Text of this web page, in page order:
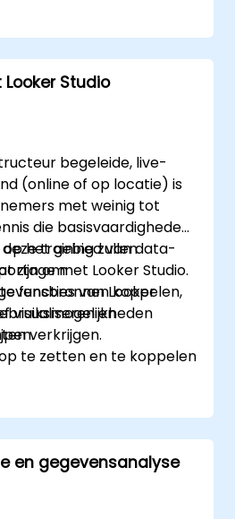
te voegen.
in data ontdekken
AI-functies van
Studio
begeleide, live-
(online of op locatie) is
met weinig tot
die basisvaardigheden
het gebied van data-
met Looker Studio.
koppelen,
visualiseren en
verkrijgen.
training zullen
zijn om:
functies van Looker
te zetten en te koppelen
te maken met
en filters.
te passen aan specifieke
zakelijke behoeften.
te werken aan en
met anderen.
en gegevensanalyse